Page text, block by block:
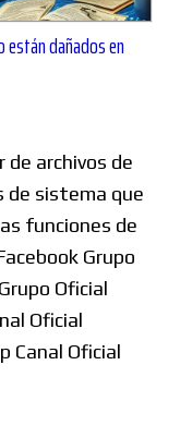
dañados en
de archivos de
de sistema que
funciones de
Grupo
Oficial
Oficial
Canal Oficial